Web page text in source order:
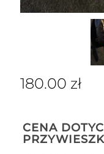
180.00 zł
CENA